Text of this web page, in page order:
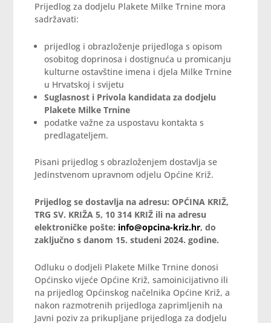
Prijedlog za dodjelu Plakete Milke Trnine mora
sadržavati:
prijedlog i obrazloženje prijedloga s opisom
osobitog doprinosa i dostignuća u promicanju
kulturne ostavštine imena i djela Milke Trnine
u Hrvatskoj i svijetu
Suglasnost i Privola kandidata za dodjelu
Plakete Milke Trnine
podatke važne za uspostavu kontakta s
predlagateljem.
Pisani prijedlog s obrazloženjem dostavlja se
Jedinstvenom upravnom odjelu Općine Križ.
Prijedlog se dostavlja na adresu: OPĆINA KRIŽ,
TRG SV. KRIŽA 5, 10 314 KRIŽ ili na adresu
elektroničke pošte: info@opcina-kriz.hr, do
zaključno s danom 15. studeni 2024. godine.
Odluku o dodjeli Plakete Milke Trnine donosi
Općinsko vijeće Općine Križ, samoinicijativno ili
na prijedlog Općinskog načelnika Općine Križ, a
nakon razmotrenih prijedloga zaprimljenih na
Javni poziv za prikupljane prijedloga za dodjelu